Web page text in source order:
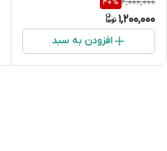
1,200,000
افزودن به سبد